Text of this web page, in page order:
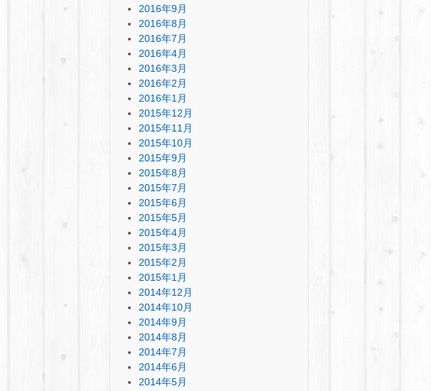
2016年9月
2016年8月
2016年7月
2016年4月
2016年3月
2016年2月
2016年1月
2015年12月
2015年11月
2015年10月
2015年9月
2015年8月
2015年7月
2015年6月
2015年5月
2015年4月
2015年3月
2015年2月
2015年1月
2014年12月
2014年10月
2014年9月
2014年8月
2014年7月
2014年6月
2014年5月